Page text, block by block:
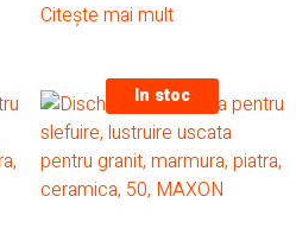
Citește mai mult
In stoc